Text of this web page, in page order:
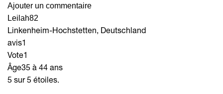
Ajouter un commentaire
Leilah82
Linkenheim-Hochstetten, Deutschland
avis1
Vote1
Âge35 à 44 ans
5 sur 5 étoiles.